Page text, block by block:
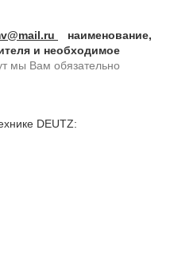
наименование,
и необходимое
мы Вам обязательно
DEUTZ: